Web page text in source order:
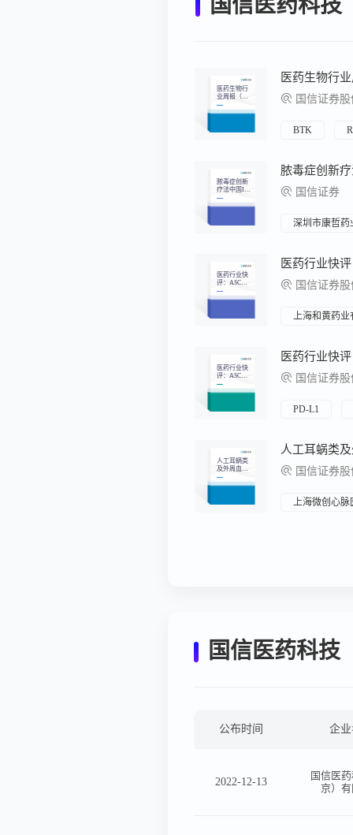
国信医药科技
医药生物行
业周报（26
年第5
周）：Roch
国信证券股份
BTK
脓毒症创新
疗法中国II
期临床成
功，核药领
国信证券
深圳市康哲药
医药行业快
评：ASCO
年会摘要发
布，国产创
国信证券
上海和黄药业
医药行业快
评：ASCO
年会标题发
布，多项国
国信证券股份
PD-L1
人工耳蜗类
及外周血管
支架类耗材
国采点评：
国信证券
上海微创心脉
国信医药科技
公布时间 企
2022-12-13
国信医
京）